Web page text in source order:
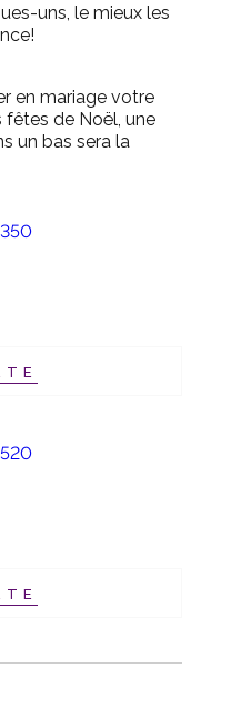
uns, le mieux les
en mariage votre
de Noël, une
un bas sera la